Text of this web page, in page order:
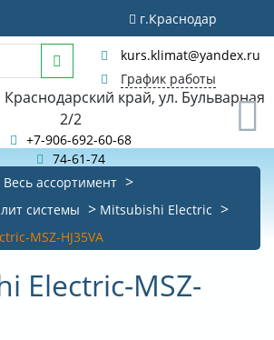
г.Краснодар
kurs.klimat@yandex.ru
График работы
2/2
+7-906-692-60-68
74-61-74
Весь ассортимент
системы
Mitsubishi Electric
MSZ-HJ35VA
Electric-MSZ-